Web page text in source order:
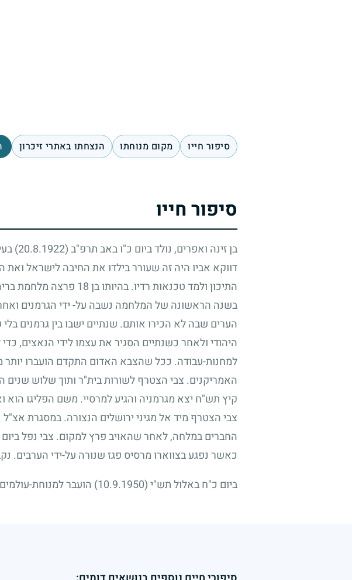
סיפור חייו מקום מנוחתו הנצחתו באתרי זיכרון
סיפור חייו
בן זינה ואפרים, נולד ביום כ"ו באב תרפ"ב(20.8.1922)
דווקא אביו היה זה שעורר בילדו את החיבה לישראל
התיכון ולמד טכנאות רדיו. בהיותו בן18 פרצה מלחמת
בשנה הראשונה של המלחמה נשבה על- ידי הגרמנים
הערים שבה לא הכירו אותם. שנתיים ישבו בין גרמנים
היהודי ולאחר כשנתיים הסגיר את עצמו לידי הנאצים,
למחנות-עבודה. ככל שהצבא האדום התקדם הועברו יותר
האמריקנים. צבי הצטרף לשורות בית"ר ותוך שלוש
קיץ תש"ח יצא מגרמניה והגיע למרסיי. משם הפליגו הוא
צבי הצטרף מיד אל מגיני ירושלים הנצורה. במסגרת
החברים במלחה, לאחר שהאויב פרץ למקום. צבי נפל
כאשר נפגע בצווארו מרסיס פגז שנורה על-ידי הערבים.
ביום כ"ח באלול תש"י(10.9.1950) הועבר למנוחת-